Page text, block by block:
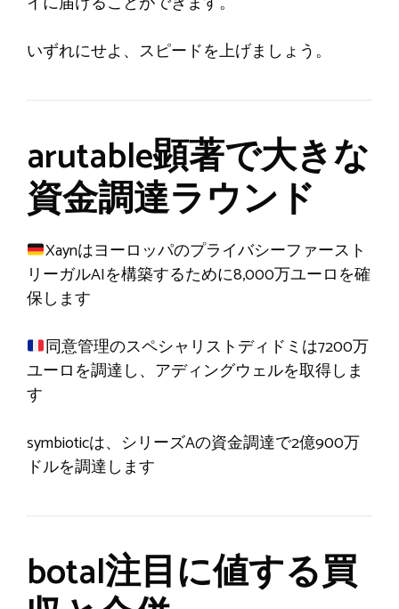
いずれにせよ、スピードを上げましょう。
arutable顕著で大きな
資金調達ラウンド
Xaynはヨーロッパのプライバシーファースト
リーガルAIを構築するために8,000万ユーロを確
保します
同意管理のスペシャリストディドミは7200万
ユーロを調達し、アディングウェルを取得しま
す
symbioticは、シリーズAの資金調達で2億900万
ドルを調達します
botal注目に値する買